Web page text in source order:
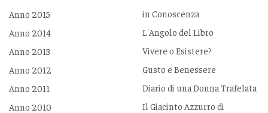
Anno 2015
Anno 2014
Anno 2013
Anno 2012
Anno 2011
Anno 2010
in Conoscenza
L'Angolo del Libro
Vivere o Esistere?
Gusto e Benessere
Diario di una Donna Trafelata
Il Giacinto Azzurro di